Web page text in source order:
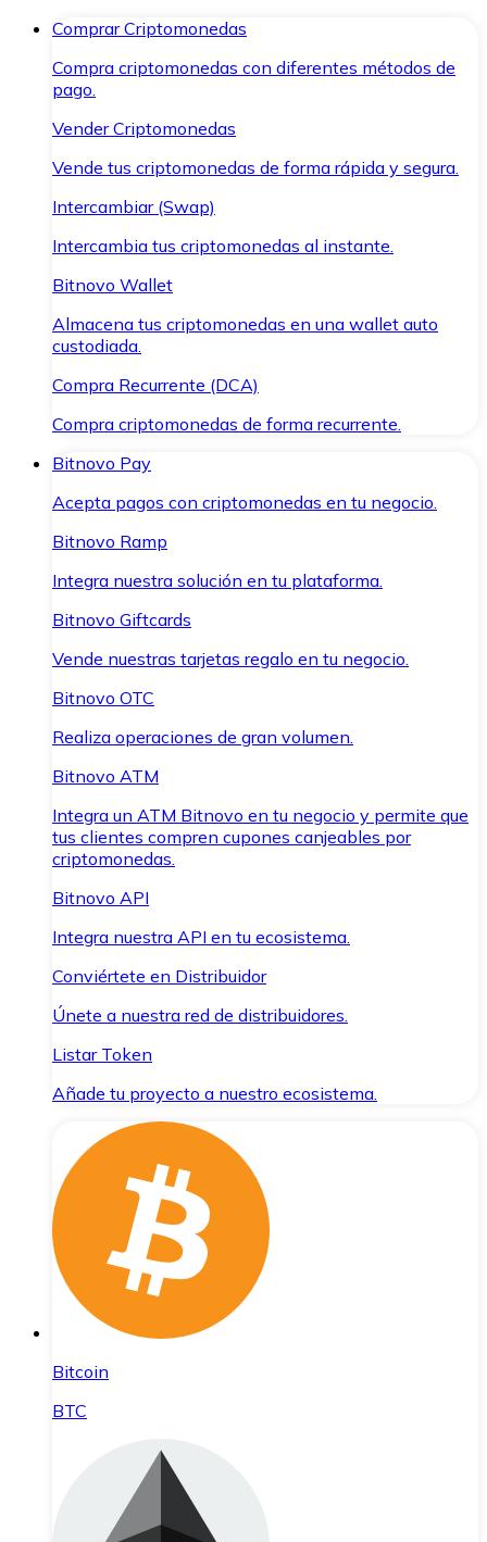
Comprar Criptomonedas
Compra criptomonedas con diferentes métodos de
pago.
Vender Criptomonedas
Vende tus criptomonedas de forma rápida y segura.
Intercambiar (Swap)
Intercambia tus criptomonedas al instante.
Bitnovo Wallet
Almacena tus criptomonedas en una wallet auto
custodiada.
Compra Recurrente (DCA)
Compra criptomonedas de forma recurrente.
Bitnovo Pay
Acepta pagos con criptomonedas en tu negocio.
Bitnovo Ramp
Integra nuestra solución en tu plataforma.
Bitnovo Giftcards
Vende nuestras tarjetas regalo en tu negocio.
Bitnovo OTC
Realiza operaciones de gran volumen.
Bitnovo ATM
Integra un ATM Bitnovo en tu negocio y permite que
tus clientes compren cupones canjeables por
criptomonedas.
Bitnovo API
Integra nuestra API en tu ecosistema.
Conviértete en Distribuidor
Únete a nuestra red de distribuidores.
Listar Token
Añade tu proyecto a nuestro ecosistema.
Bitcoin
BTC